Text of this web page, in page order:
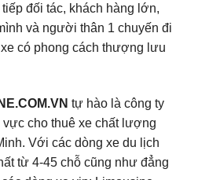
đối tác, khách hàng lớn,
và người thân 1 chuyến đi
có phong cách thượng lưu
tự hào là công ty
vực cho thuê xe chất lượng
Với các dòng xe du lịch
từ 4-45 chỗ cũng như đẳng